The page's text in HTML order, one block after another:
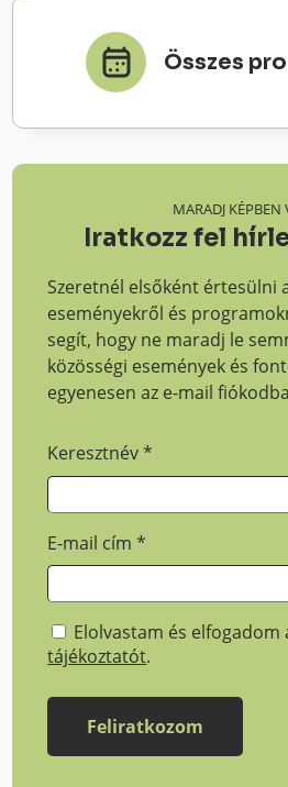
Összes
MARADJ KÉPBEN
Iratkozz fel
Szeretnél elsőként értesülni
eseményekről és
segít, hogy ne maradj le
közösségi események és
egyenesen az e-mail
Keresztnév*
E-mail cím*
Elolvastam és elfogadom
tájékoztatót.